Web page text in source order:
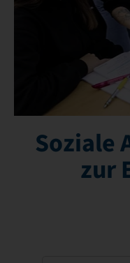
Soziale
zur